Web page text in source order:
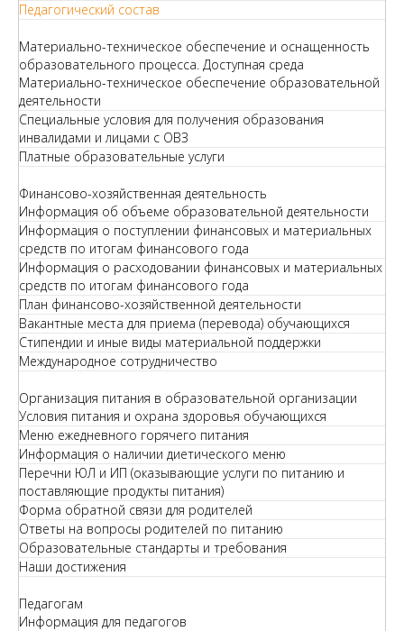
Педагогический состав
Материально-техническое обеспечение и оснащенность
образовательного процесса. Доступная среда
Материально-техническое обеспечение образовательной
деятельности
Специальные условия для получения образования
инвалидами и лицами с ОВЗ
Платные образовательные услуги
Финансово-хозяйственная деятельность
Информация об объеме образовательной деятельности
Информация о поступлении финансовых и материальных
средств по итогам финансового года
Информация о расходовании финансовых и материальных
средств по итогам финансового года
План финансово-хозяйственной деятельности
Вакантные места для приема (перевода) обучающихся
Стипендии и иные виды материальной поддержки
Международное сотрудничество
Организация питания в образовательной организации
Условия питания и охрана здоровья обучающихся
Меню ежедневного горячего питания
Информация о наличии диетического меню
Перечни ЮЛ и ИП (оказывающие услуги по питанию и
поставляющие продукты питания)
Форма обратной связи для родителей
Ответы на вопросы родителей по питанию
Образовательные стандарты и требования
Наши достижения
Педагогам
Информация для педагогов